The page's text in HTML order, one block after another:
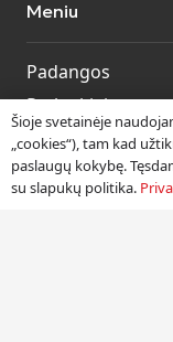
Meniu
Padangos
Ratlankiai
Kitos prekės
Paslaugos
Šioje svetainėje
„cookies“), tam kad
paslaugų kokybę.
su slapukų politika.